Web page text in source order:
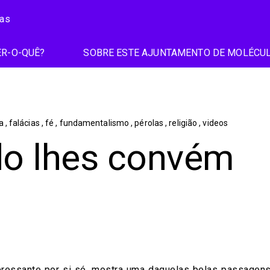
O-QUÊ? SOBRE ESTE AJUNTAMENTO DE
, falácias ,fé, fundamentalismo,pérolas,religião,videos
lhes convém